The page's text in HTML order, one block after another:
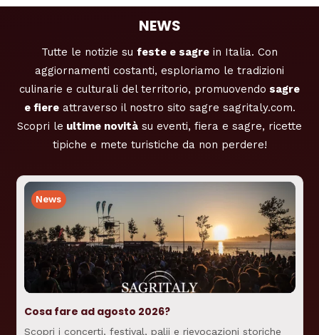
NEWS
Tutte le notizie su feste e sagre in Italia. Con
aggiornamenti costanti, esploriamo le tradizioni
culinarie e culturali del territorio, promuovendo sagre
e fiereattraverso il nostro sito sagre sagritaly.com.
Scopri le ultime novità su eventi, fiera e sagre, ricette
tipiche e mete turistiche da non perdere!
News
Cosa fare ad agosto 2026?
Scopri i concerti, festival, palii e rievocazioni storiche